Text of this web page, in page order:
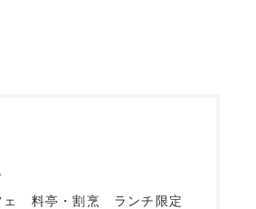
料亭・割烹
ランチ限定